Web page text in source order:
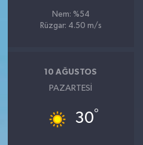
Nem: %54
Rüzgar: 4.50 m/s
10 AĞUSTOS
PAZARTESI
30°